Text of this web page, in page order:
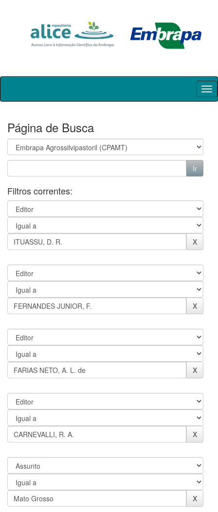
Skip
Página de Busca
Filtros correntes: